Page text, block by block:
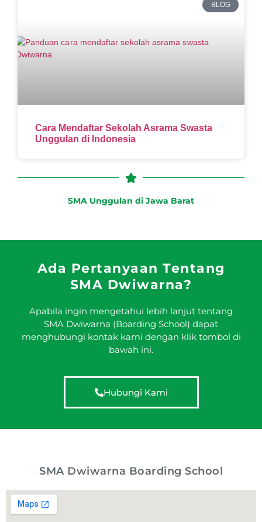
BLOG
Cara Mendaftar Sekolah Asrama Swasta
Unggulan di Indonesia
SMA Unggulan di Jawa Barat
Ada Pertanyaan Tentang
SMA Dwiwarna?
Apabila ingin mengetahui lebih lanjut tentang
SMA Dwiwarna (Boarding School) dapat
menghubungi kontak kami dengan klik tombol di
bawah ini.
Hubungi Kami
SMA Dwiwarna Boarding School